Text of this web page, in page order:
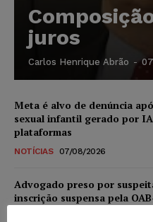
juros
Carlos Henrique Abrão -
Meta é alvo de denúncia
sexual infantil gerado por
plataformas
NOTÍCIAS 07/08/2026
Advogado preso por
inscrição suspensa pela